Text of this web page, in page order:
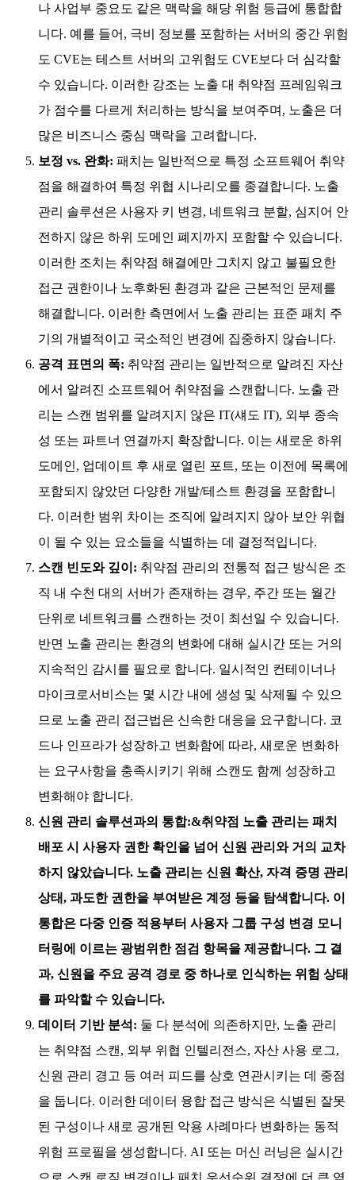
나 사업부 중요도 같은 맥락을 해당 위험 등급에 통합합
니다. 예를 들어, 극비 정보를 포함하는 서버의 중간 위험
도 CVE는 테스트 서버의 고위험도 CVE보다 더 심각할
수 있습니다. 이러한 강조는 노출 대 취약점 프레임워크
가 점수를 다르게 처리하는 방식을 보여주며, 노출은 더
많은 비즈니스 중심 맥락을 고려합니다.
보정 vs. 완화: 패치는 일반적으로 특정 소프트웨어 취약
점을 해결하여 특정 위협 시나리오를 종결합니다. 노출
관리 솔루션은 사용자 키 변경, 네트워크 분할, 심지어 안
전하지 않은 하위 도메인 폐지까지 포함할 수 있습니다.
이러한 조치는 취약점 해결에만 그치지 않고 불필요한
접근 권한이나 노후화된 환경과 같은 근본적인 문제를
해결합니다. 이러한 측면에서 노출 관리는 표준 패치 주
기의 개별적이고 국소적인 변경에 집중하지 않습니다.
공격 표면의 폭: 취약점 관리는 일반적으로 알려진 자산
에서 알려진 소프트웨어 취약점을 스캔합니다. 노출 관
리는 스캔 범위를 알려지지 않은 IT(섀도 IT), 외부 종속
성 또는 파트너 연결까지 확장합니다. 이는 새로운 하위
도메인, 업데이트 후 새로 열린 포트, 또는 이전에 목록에
포함되지 않았던 다양한 개발/테스트 환경을 포함합니
다. 이러한 범위 차이는 조직에 알려지지 않아 보안 위협
이 될 수 있는 요소들을 식별하는 데 결정적입니다.
스캔 빈도와 깊이: 취약점 관리의 전통적 접근 방식은 조
직 내 수천 대의 서버가 존재하는 경우, 주간 또는 월간
단위로 네트워크를 스캔하는 것이 최선일 수 있습니다.
반면 노출 관리는 환경의 변화에 대해 실시간 또는 거의
지속적인 감시를 필요로 합니다. 일시적인 컨테이너나
마이크로서비스는 몇 시간 내에 생성 및 삭제될 수 있으
므로 노출 관리 접근법은 신속한 대응을 요구합니다. 코
드나 인프라가 성장하고 변화함에 따라, 새로운 변화하
는 요구사항을 충족시키기 위해 스캔도 함께 성장하고
변화해야 합니다.
신원 관리 솔루션과의 통합:&취약점 노출 관리는 패치
배포 시 사용자 권한 확인을 넘어 신원 관리와 거의 교차
하지 않았습니다. 노출 관리는 신원 확산, 자격 증명 관리
상태, 과도한 권한을 부여받은 계정 등을 탐색합니다. 이
통합은 다중 인증 적용부터 사용자 그룹 구성 변경 모니
터링에 이르는 광범위한 점검 항목을 제공합니다. 그 결
과, 신원을 주요 공격 경로 중 하나로 인식하는 위험 상태
를 파악할 수 있습니다.
데이터 기반 분석: 둘 다 분석에 의존하지만, 노출 관리
는 취약점 스캔, 외부 위협 인텔리전스, 자산 사용 로그,
신원 관리 경고 등 여러 피드를 상호 연관시키는 데 중점
을 둡니다. 이러한 데이터 융합 접근 방식은 식별된 잘못
된 구성이나 새로 공개된 악용 사례마다 변화하는 동적
위험 프로필을 생성합니다. AI 또는 머신 러닝은 실시간
으로 스캔 로직 변경이나 패치 우선순위 결정에 더 큰 역